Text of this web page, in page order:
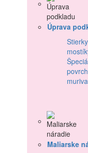
Úprava
Stierky
muriva
Maliarske